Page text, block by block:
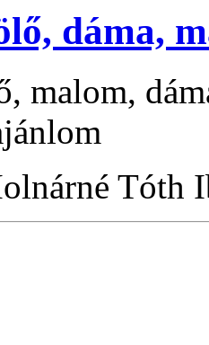
dáma,
malom,
Tóth